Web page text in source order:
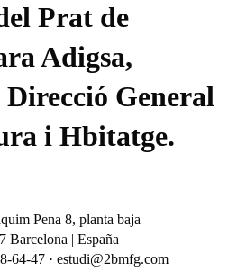
Prat de
Adigsa,
General
i Hbitatge.
Pena 8, planta baja
Barcelona | España
64-47 · estudi@2bmfg.com